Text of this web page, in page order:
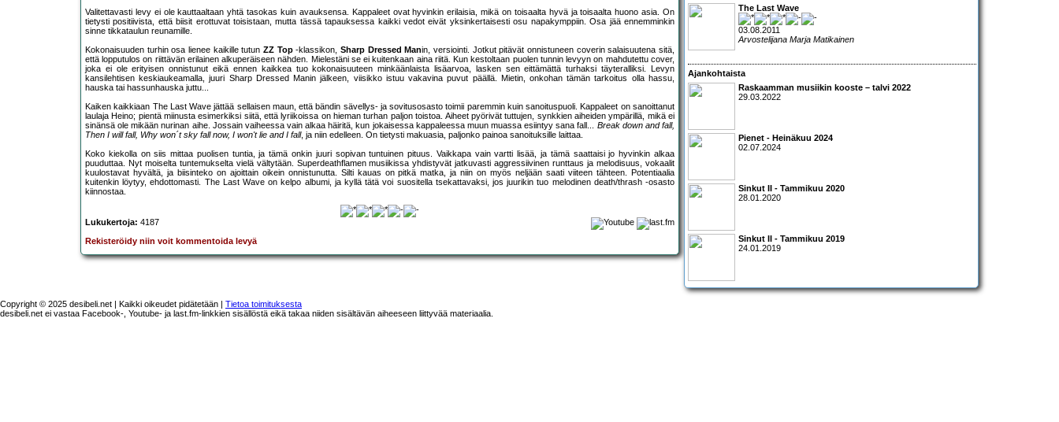
Valitettavasti levy ei ole kauttaaltaan yhtä tasokas kuin avauksensa. Kappaleet ovat hyvinkin erilaisia, mikä on toisaalta hyvä ja toisaalta huono asia. On
tietysti positiivista, että biisit erottuvat toisistaan, mutta tässä tapauksessa kaikki vedot eivät yksinkertaisesti osu napakymppiin. Osa jää ennemminkin
sinne tikkataulun reunamille.
Kokonaisuuden turhin osa lienee kaikille tutun ZZ Top-klassikon, Sharp Dressed Manin, versiointi. Jotkut pitävät onnistuneen coverin salaisuutena sitä,
että lopputulos on riittävän erilainen alkuperäiseen nähden. Mielestäni se ei kuitenkaan aina riitä. Kun kestoltaan puolen tunnin levyyn on mahdutettu cover,
joka ei ole erityisen onnistunut eikä ennen kaikkea tuo kokonaisuuteen minkäänlaista lisäarvoa, lasken sen eittämättä turhaksi täyteralliksi. Levyn
kansilehtisen keskiaukeamalla, juuri Sharp Dressed Manin jälkeen, viisikko istuu vakavina puvut päällä. Mietin, onkohan tämän tarkoitus olla hassu,
hauska tai hassunhauska juttu...
Kaiken kaikkiaan The Last Wave jättää sellaisen maun, että bändin sävellys- ja sovitusosasto toimii paremmin kuin sanoituspuoli. Kappaleet on sanoittanut
laulaja Heino; pientä miinusta esimerkiksi siitä, että lyriikoissa on hieman turhan paljon toistoa. Aiheet pyörivät tuttujen, synkkien aiheiden ympärillä, mikä ei
sinänsä ole mikään nurinan aihe. Jossain vaiheessa vain alkaa häiritä, kun jokaisessa kappaleessa muun muassa esiintyy sana fall... Break down and fall,
Then I will fall, Why won´t sky fall now, I won't lie and I fall, ja niin edelleen. On tietysti makuasia, paljonko painoa sanoituksille laittaa.
Koko kiekolla on siis mittaa puolisen tuntia, ja tämä onkin juuri sopivan tuntuinen pituus. Vaikkapa vain vartti lisää, ja tämä saattaisi jo hyvinkin alkaa
puuduttaa. Nyt moiselta tuntemukselta vielä vältytään. Superdeathflamen musiikissa yhdistyvät jatkuvasti aggressiivinen runttaus ja melodisuus, vokaalit
kuulostavat hyvältä, ja biisinteko on ajoittain oikein onnistunutta. Silti kauas on pitkä matka, ja niin on myös neljään saati viiteen tähteen. Potentiaalia
kuitenkin löytyy, ehdottomasti. The Last Wave on kelpo albumi, ja kyllä tätä voi suositella tsekattavaksi, jos juurikin tuo melodinen death/thrash -osasto
kiinnostaa.
Lukukertoja: 4187
Rekisteröidy niin voit kommentoida levyä
The Last Wave
03.08.2011
Arvostelijana Marja Matikainen
Ajankohtaista
Raskaamman musiikin kooste – talvi 2022
29.03.2022
Pienet - Heinäkuu 2024
02.07.2024
Sinkut II - Tammikuu 2020
28.01.2020
Sinkut II - Tammikuu 2019
24.01.2019
Copyright © 2025 desibeli.net | Kaikki oikeudet pidätetään | Tietoa toimituksesta
desibeli.net ei vastaa Facebook-, Youtube- ja last.fm-linkkien sisällöstä eikä takaa niiden sisältävän aiheeseen liittyvää materiaalia.